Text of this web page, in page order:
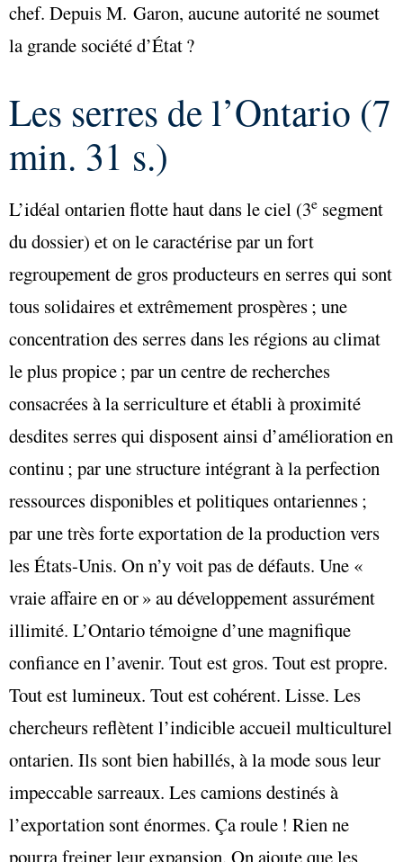
chef. Depuis M. Garon, aucune autorité ne soumet
la grande société d’État ?
Les serres de l’Ontario (7
min. 31 s.)
L’idéal ontarien flotte haut dans le ciel (3e segment
du dossier) et on le caractérise par un fort
regroupement de gros producteurs en serres qui sont
tous solidaires et extrêmement prospères ; une
concentration des serres dans les régions au climat
le plus propice ; par un centre de recherches
consacrées à la serriculture et établi à proximité
desdites serres qui disposent ainsi d’amélioration en
continu ; par une structure intégrant à la perfection
ressources disponibles et politiques ontariennes ;
par une très forte exportation de la production vers
les États-Unis. On n’y voit pas de défauts. Une «
vraie affaire en or » au développement assurément
illimité. L’Ontario témoigne d’une magnifique
confiance en l’avenir. Tout est gros. Tout est propre.
Tout est lumineux. Tout est cohérent. Lisse. Les
chercheurs reflètent l’indicible accueil multiculturel
ontarien. Ils sont bien habillés, à la mode sous leur
impeccable sarreaux. Les camions destinés à
l’exportation sont énormes. Ça roule ! Rien ne
pourra freiner leur expansion. On ajoute que les